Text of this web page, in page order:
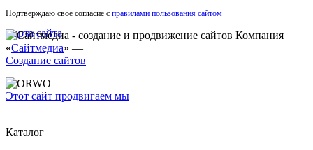
Подтверждаю свое согласие с правилами пользования сайтом
Карта сайта
Компания
«Сайтмедиа» —
Создание сайтов
Этот сайт продвигаем мы
Каталог